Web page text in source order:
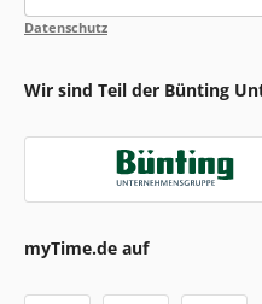
Datenschutz
Wir sind Teil der Bünting
myTime.de auf